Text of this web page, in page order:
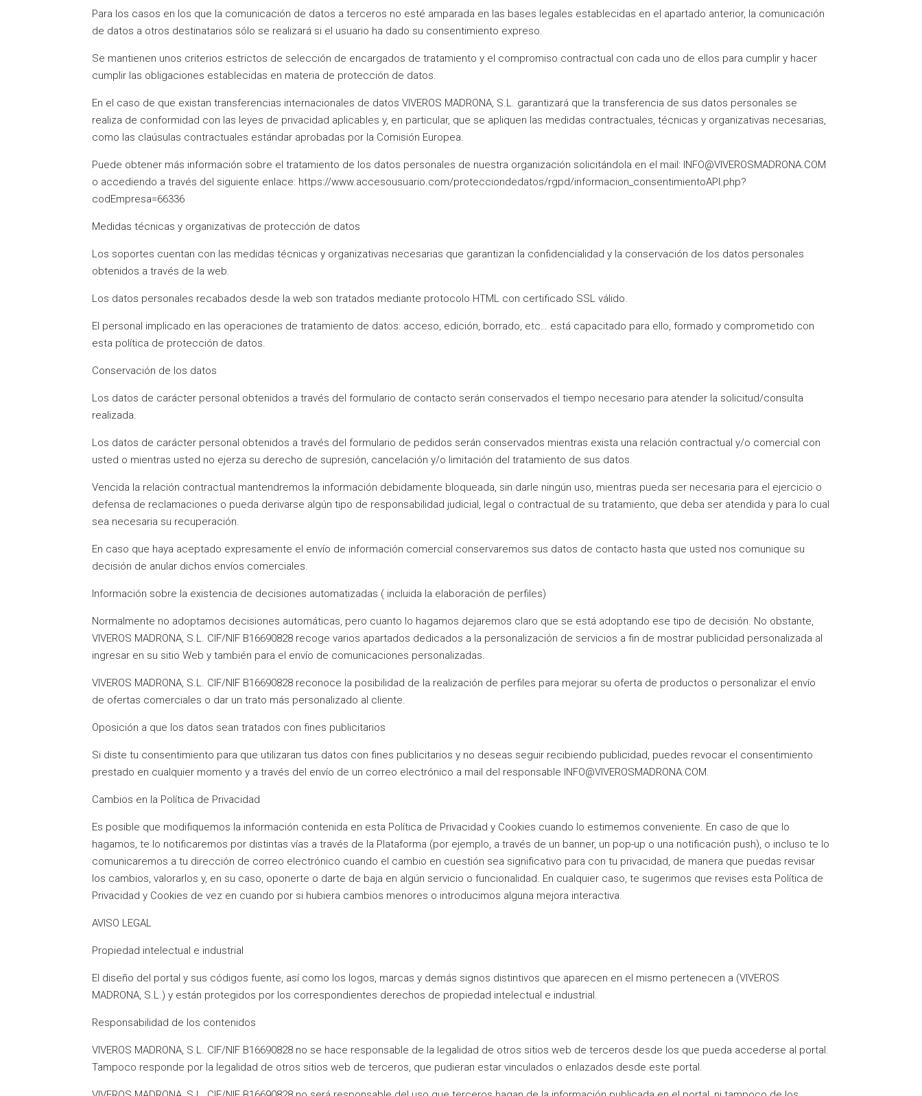
Para los casos en los que la comunicación de datos a terceros no esté amparada en las bases legales establecidas en el apartado anterior, la comunicación
de datos a otros destinatarios sólo se realizará si el usuario ha dado su consentimiento expreso.
Se mantienen unos criterios estrictos de selección de encargados de tratamiento y el compromiso contractual con cada uno de ellos para cumplir y hacer
cumplir las obligaciones establecidas en materia de protección de datos.
En el caso de que existan transferencias internacionales de datos VIVEROS MADRONA, S.L. garantizará que la transferencia de sus datos personales se
realiza de conformidad con las leyes de privacidad aplicables y, en particular, que se apliquen las medidas contractuales, técnicas y organizativas necesarias,
como las claúsulas contractuales estándar aprobadas por la Comisión Europea.
Puede obtener más información sobre el tratamiento de los datos personales de nuestra organización solicitándola en el mail: INFO@VIVEROSMADRONA.COM
o accediendo a través del siguiente enlace: https://www.accesousuario.com/protecciondedatos/rgpd/informacion_consentimientoAPI.php?
codEmpresa=66336
Medidas técnicas y organizativas de protección de datos
Los soportes cuentan con las medidas técnicas y organizativas necesarias que garantizan la confidencialidad y la conservación de los datos personales
obtenidos a través de la web.
Los datos personales recabados desde la web son tratados mediante protocolo HTML con certificado SSL válido.
El personal implicado en las operaciones de tratamiento de datos: acceso, edición, borrado, etc… está capacitado para ello, formado y comprometido con
esta política de protección de datos.
Conservación de los datos
Los datos de carácter personal obtenidos a través del formulario de contacto serán conservados el tiempo necesario para atender la solicitud/consulta
realizada.
Los datos de carácter personal obtenidos a través del formulario de pedidos serán conservados mientras exista una relación contractual y/o comercial con
usted o mientras usted no ejerza su derecho de supresión, cancelación y/o limitación del tratamiento de sus datos.
Vencida la relación contractual mantendremos la información debidamente bloqueada, sin darle ningún uso, mientras pueda ser necesaria para el ejercicio o
defensa de reclamaciones o pueda derivarse algún tipo de responsabilidad judicial, legal o contractual de su tratamiento, que deba ser atendida y para lo cual
sea necesaria su recuperación.
En caso que haya aceptado expresamente el envío de información comercial conservaremos sus datos de contacto hasta que usted nos comunique su
decisión de anular dichos envíos comerciales.
Información sobre la existencia de decisiones automatizadas ( incluida la elaboración de perfiles)
Normalmente no adoptamos decisiones automáticas, pero cuanto lo hagamos dejaremos claro que se está adoptando ese tipo de decisión. No obstante,
VIVEROS MADRONA, S.L. CIF/NIF B16690828 recoge varios apartados dedicados a la personalización de servicios a fin de mostrar publicidad personalizada al
ingresar en su sitio Web y también para el envío de comunicaciones personalizadas.
VIVEROS MADRONA, S.L. CIF/NIF B16690828 reconoce la posibilidad de la realización de perfiles para mejorar su oferta de productos o personalizar el envío
de ofertas comerciales o dar un trato más personalizado al cliente.
Oposición a que los datos sean tratados con fines publicitarios
Si diste tu consentimiento para que utilizaran tus datos con fines publicitarios y no deseas seguir recibiendo publicidad, puedes revocar el consentimiento
prestado en cualquier momento y a través del envío de un correo electrónico a mail del responsable INFO@VIVEROSMADRONA.COM.
Cambios en la Política de Privacidad
Es posible que modifiquemos la información contenida en esta Política de Privacidad y Cookies cuando lo estimemos conveniente. En caso de que lo
hagamos, te lo notificaremos por distintas vías a través de la Plataforma (por ejemplo, a través de un banner, un pop-up o una notificación push), o incluso te lo
comunicaremos a tu dirección de correo electrónico cuando el cambio en cuestión sea significativo para con tu privacidad, de manera que puedas revisar
los cambios, valorarlos y, en su caso, oponerte o darte de baja en algún servicio o funcionalidad. En cualquier caso, te sugerimos que revises esta Política de
Privacidad y Cookies de vez en cuando por si hubiera cambios menores o introducimos alguna mejora interactiva.
AVISO LEGAL
Propiedad intelectual e industrial
El diseño del portal y sus códigos fuente, así como los logos, marcas y demás signos distintivos que aparecen en el mismo pertenecen a (VIVEROS
MADRONA, S.L.) y están protegidos por los correspondientes derechos de propiedad intelectual e industrial.
Responsabilidad de los contenidos
VIVEROS MADRONA, S.L. CIF/NIF B16690828 no se hace responsable de la legalidad de otros sitios web de terceros desde los que pueda accederse al portal.
Tampoco responde por la legalidad de otros sitios web de terceros, que pudieran estar vinculados o enlazados desde este portal.